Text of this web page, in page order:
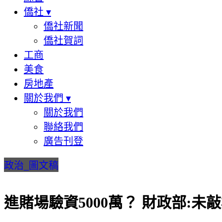
僑社 ▾
僑社新聞
僑社賀詞
工商
美食
房地產
關於我們 ▾
關於我們
聯絡我們
廣告刊登
政治_圖文稿
進賭場驗資5000萬？ 財政部:未